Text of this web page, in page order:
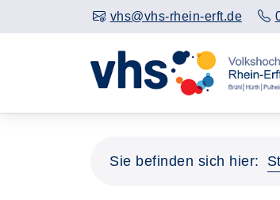
vhs@vhs-rhein-erft.de
Sie befinden sich hier: